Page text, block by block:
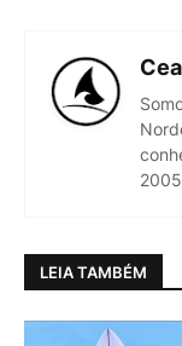
LEIA TAMBÉM